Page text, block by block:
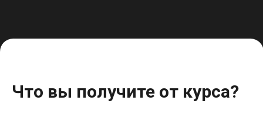
Что вы получите от курса?